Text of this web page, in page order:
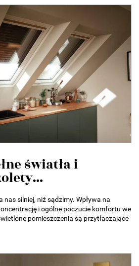
światła i
nas silniej, niż sądzimy. Wpływa na
i ogólne poczucie komfortu we
pomieszczenia są przytłaczające